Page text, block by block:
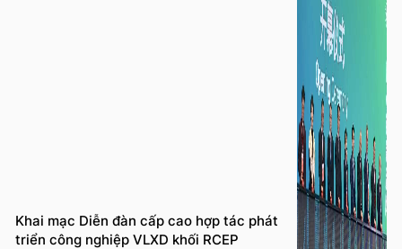
Khai mạc Diễn đàn cấp cao hợp tác phát
triển công nghiệp VLXD khối RCEP